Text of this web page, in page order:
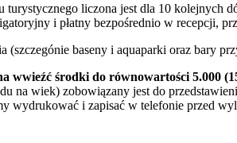
turystycznego liczona jest dla 10 kolejnych
i płatny bezpośrednio w recepcji,
(szczegónie baseny i aquaparki oraz bary
wwieźć środki do równowartości 5.000
na wiek) zobowiązany jest do
wydrukować i zapisać w telefonie przed